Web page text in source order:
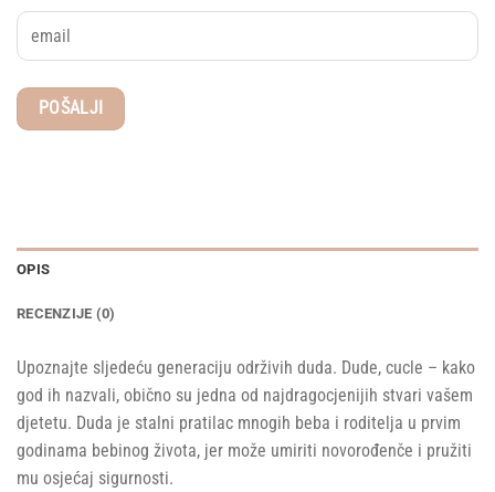
OPIS
RECENZIJE (0)
Upoznajte sljedeću generaciju održivih duda. Dude, cucle – kako
god ih nazvali, obično su jedna od najdragocjenijih stvari vašem
djetetu. Duda je stalni pratilac mnogih beba i roditelja u prvim
godinama bebinog života, jer može umiriti novorođenče i pružiti
mu osjećaj sigurnosti.